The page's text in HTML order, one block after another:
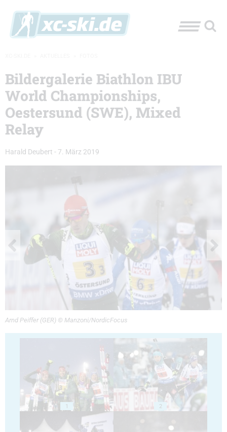
Bildergalerie Biathlon IBU
World Championships,
Oestersund (SWE), Mixed
Relay
Harald Deubert - 7. März 2019
Arnd Peiffer (GER) © Manzoni/NordicFocus
1 2